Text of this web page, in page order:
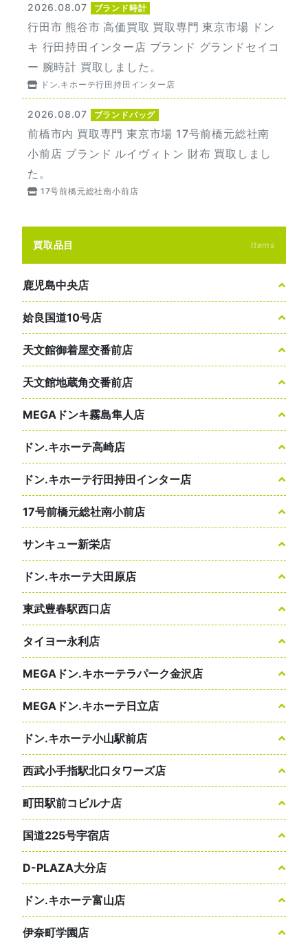
2026.08.07 ブランド時計
行田市 熊谷市 高価買取 買取専門 東京市場 ドン
キ 行田持田インター店 ブランド グランドセイコ
ー 腕時計 買取しました。
ドン.キホーテ行田持田インター店
2026.08.07 ブランドバッグ
前橋市内 買取専門 東京市場 17号前橋元総社南
小前店 ブランド ルイヴィトン 財布 買取しまし
た。
17号前橋元総社南小前店
買取品目 Items
鹿児島中央店
姶良国道10号店
天文館御着屋交番前店
天文館地蔵角交番前店
MEGAドンキ霧島隼人店
ドン.キホーテ高崎店
ドン.キホーテ行田持田インター店
17号前橋元総社南小前店
サンキュー新栄店
ドン.キホーテ大田原店
東武豊春駅西口店
タイヨー永利店
MEGAドン.キホーテラパーク金沢店
MEGAドン.キホーテ日立店
ドン.キホーテ小山駅前店
西武小手指駅北口タワーズ店
町田駅前コビルナ店
国道225号宇宿店
D-PLAZA大分店
ドン.キホーテ富山店
伊奈町学園店